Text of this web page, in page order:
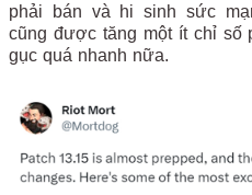
phải bán và hi sinh sức
cũng được tăng một ít chỉ số
gục quá nhanh nữa.